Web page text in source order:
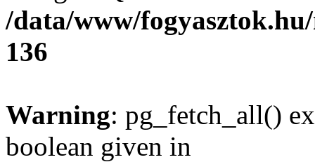
/data/www/
136
Warning: pg_fetch_all()
boolean given in